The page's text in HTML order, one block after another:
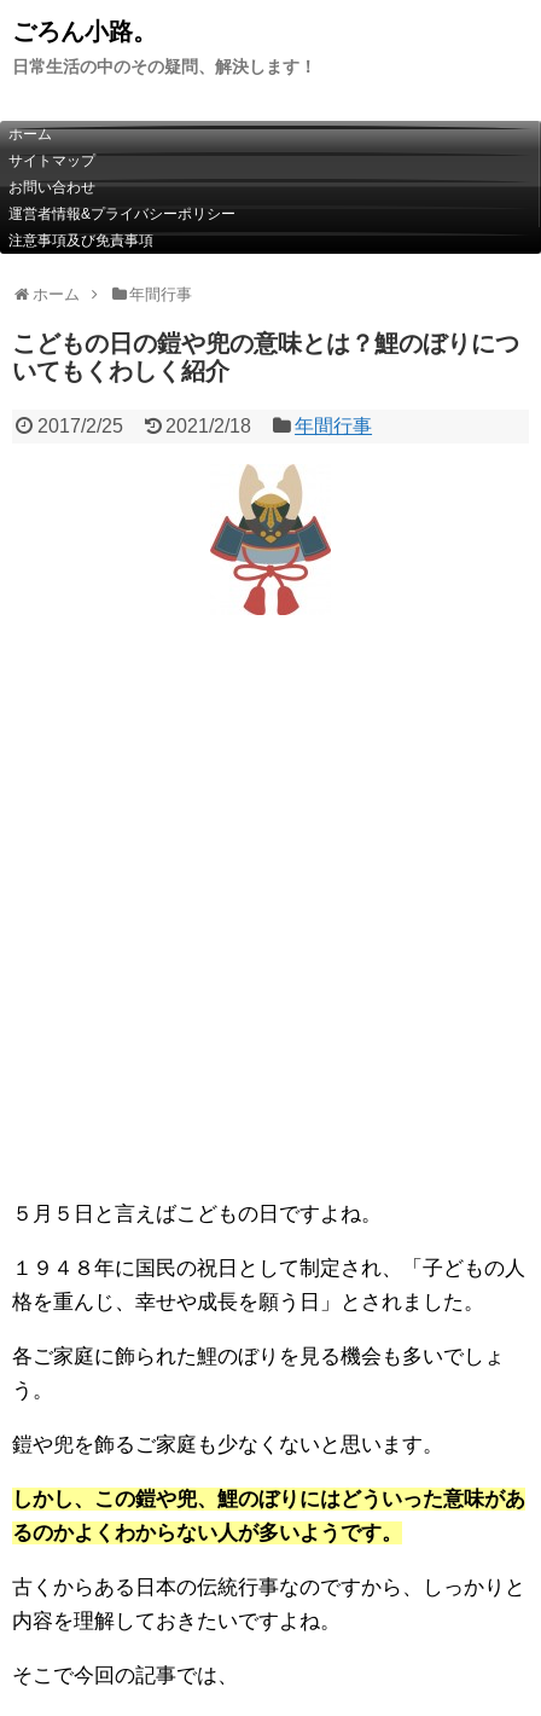
ごろん小路。
日常生活の中のその疑問、解決します！
ホーム
サイトマップ
お問い合わせ
運営者情報&プライバシーポリシー
注意事項及び免責事項
ホーム 年間行事
こどもの日の鎧や兜の意味とは？鯉のぼりにつ
いてもくわしく紹介
2017/2/25 2021/2/18 年間行事
５月５日と言えばこどもの日ですよね。
１９４８年に国民の祝日として制定され、「子どもの人
格を重んじ、幸せや成長を願う日」とされました。
各ご家庭に飾られた鯉のぼりを見る機会も多いでしょ
う。
鎧や兜を飾るご家庭も少なくないと思います。
しかし、この鎧や兜、鯉のぼりにはどういった意味があ
るのかよくわからない人が多いようです。
古くからある日本の伝統行事なのですから、しっかりと
内容を理解しておきたいですよね。
そこで今回の記事では、